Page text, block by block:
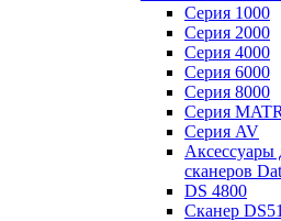
Серия 1000
Серия 2000
Серия 4000
Серия 6000
Серия 8000
Серия
Серия AV
Аксессуары
сканеров
DS 4800
Сканер